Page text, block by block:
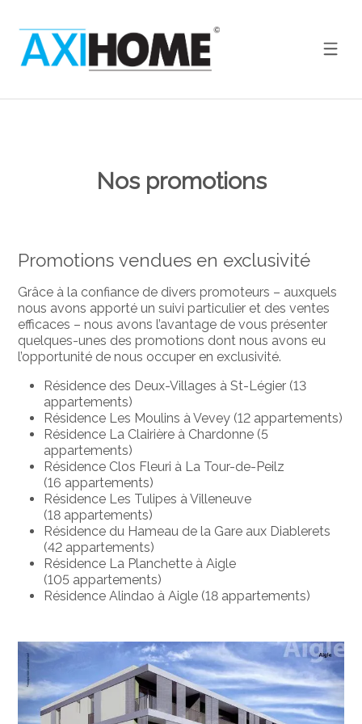
Nos promotions
Promotions vendues en exclusivité
Grâce à la confiance de divers promoteurs – auxquels
nous avons apporté un suivi particulier et des ventes
efficaces – nous avons l’avantage de vous présenter
quelques-unes des promotions dont nous avons eu
l’opportunité de nous occuper en exclusivité.
Résidence des Deux-Villages à St-Légier (13
appartements)
Résidence Les Moulins à Vevey (12 appartements)
Résidence La Clairière à Chardonne (5
appartements)
Résidence Clos Fleuri à La Tour-de-Peilz
(16 appartements)
Résidence Les Tulipes à Villeneuve
(18 appartements)
Résidence du Hameau de la Gare aux Diablerets
(42 appartements)
Résidence La Planchette à Aigle
(105 appartements)
Résidence Alindao à Aigle (18 appartements)